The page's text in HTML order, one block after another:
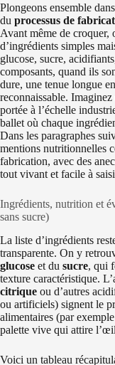
Plongeons ensemble
du processus de
Avant même de croquer,
d’ingrédients simples
glucose, sucre,
composants, quand ils
dure, une tenue longue
reconnaissable.
portée à l’échelle
ballet où chaque
Dans les paragraphes
mentions nutritionnelles
fabrication, avec des
tout vivant et facile à
Ingrédients, nutrition et
sans sucre)
La liste d’ingrédients
transparente. On y
glucose et du sucre, qui
texture caractéristique.
citrique ou d’autres
ou artificiels) signent le
alimentaires (par exemple
palette vive qui attire
Voici un tableau